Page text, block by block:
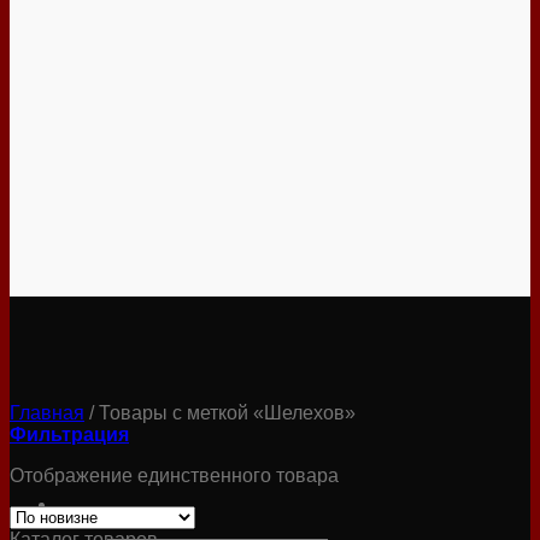
Главная /Товары с меткой «Шелехов»
Фильтрация
Отображение единственного товара